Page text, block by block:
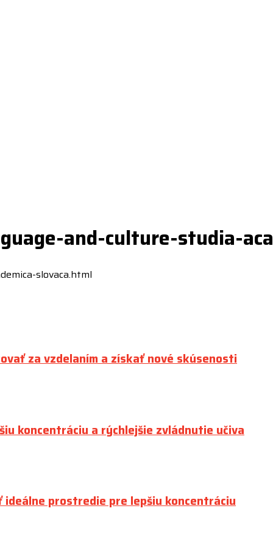
and-culture-studia-
slovaca.html
za vzdelaním a získať nové skúsenosti
koncentráciu a rýchlejšie zvládnutie učiva
prostredie pre lepšiu koncentráciu